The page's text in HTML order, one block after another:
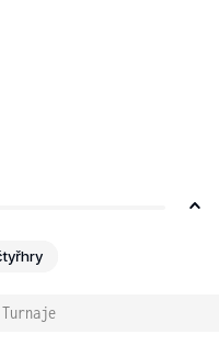
Turnaje